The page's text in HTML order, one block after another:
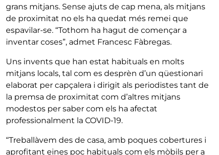
grans mitjans. Sense ajuts de cap mena, als mitjans
de proximitat no els ha quedat més remei que
espavilar-se. “Tothom ha hagut de començar a
inventar coses”, admet Francesc Fàbregas.
Uns invents que han estat habituals en molts
mitjans locals, tal com es desprèn d’un qüestionari
elaborat per capçalera i dirigit als periodistes tant de
la premsa de proximitat com d’altres mitjans
modestos per saber com els ha afectat
professionalment la COVID-19.
“Treballàvem des de casa, amb poques cobertures i
aprofitant eines poc habituals com els mòbils per a